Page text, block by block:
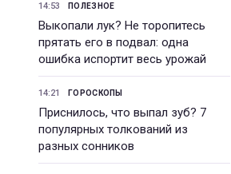
14:53 ПОЛЕЗНОЕ
Выкопали лук? Не торопитесь
прятать его в подвал: одна
ошибка испортит весь урожай
14:21 ГОРОСКОПЫ
Приснилось, что выпал зуб? 7
популярных толкований из
разных сонников